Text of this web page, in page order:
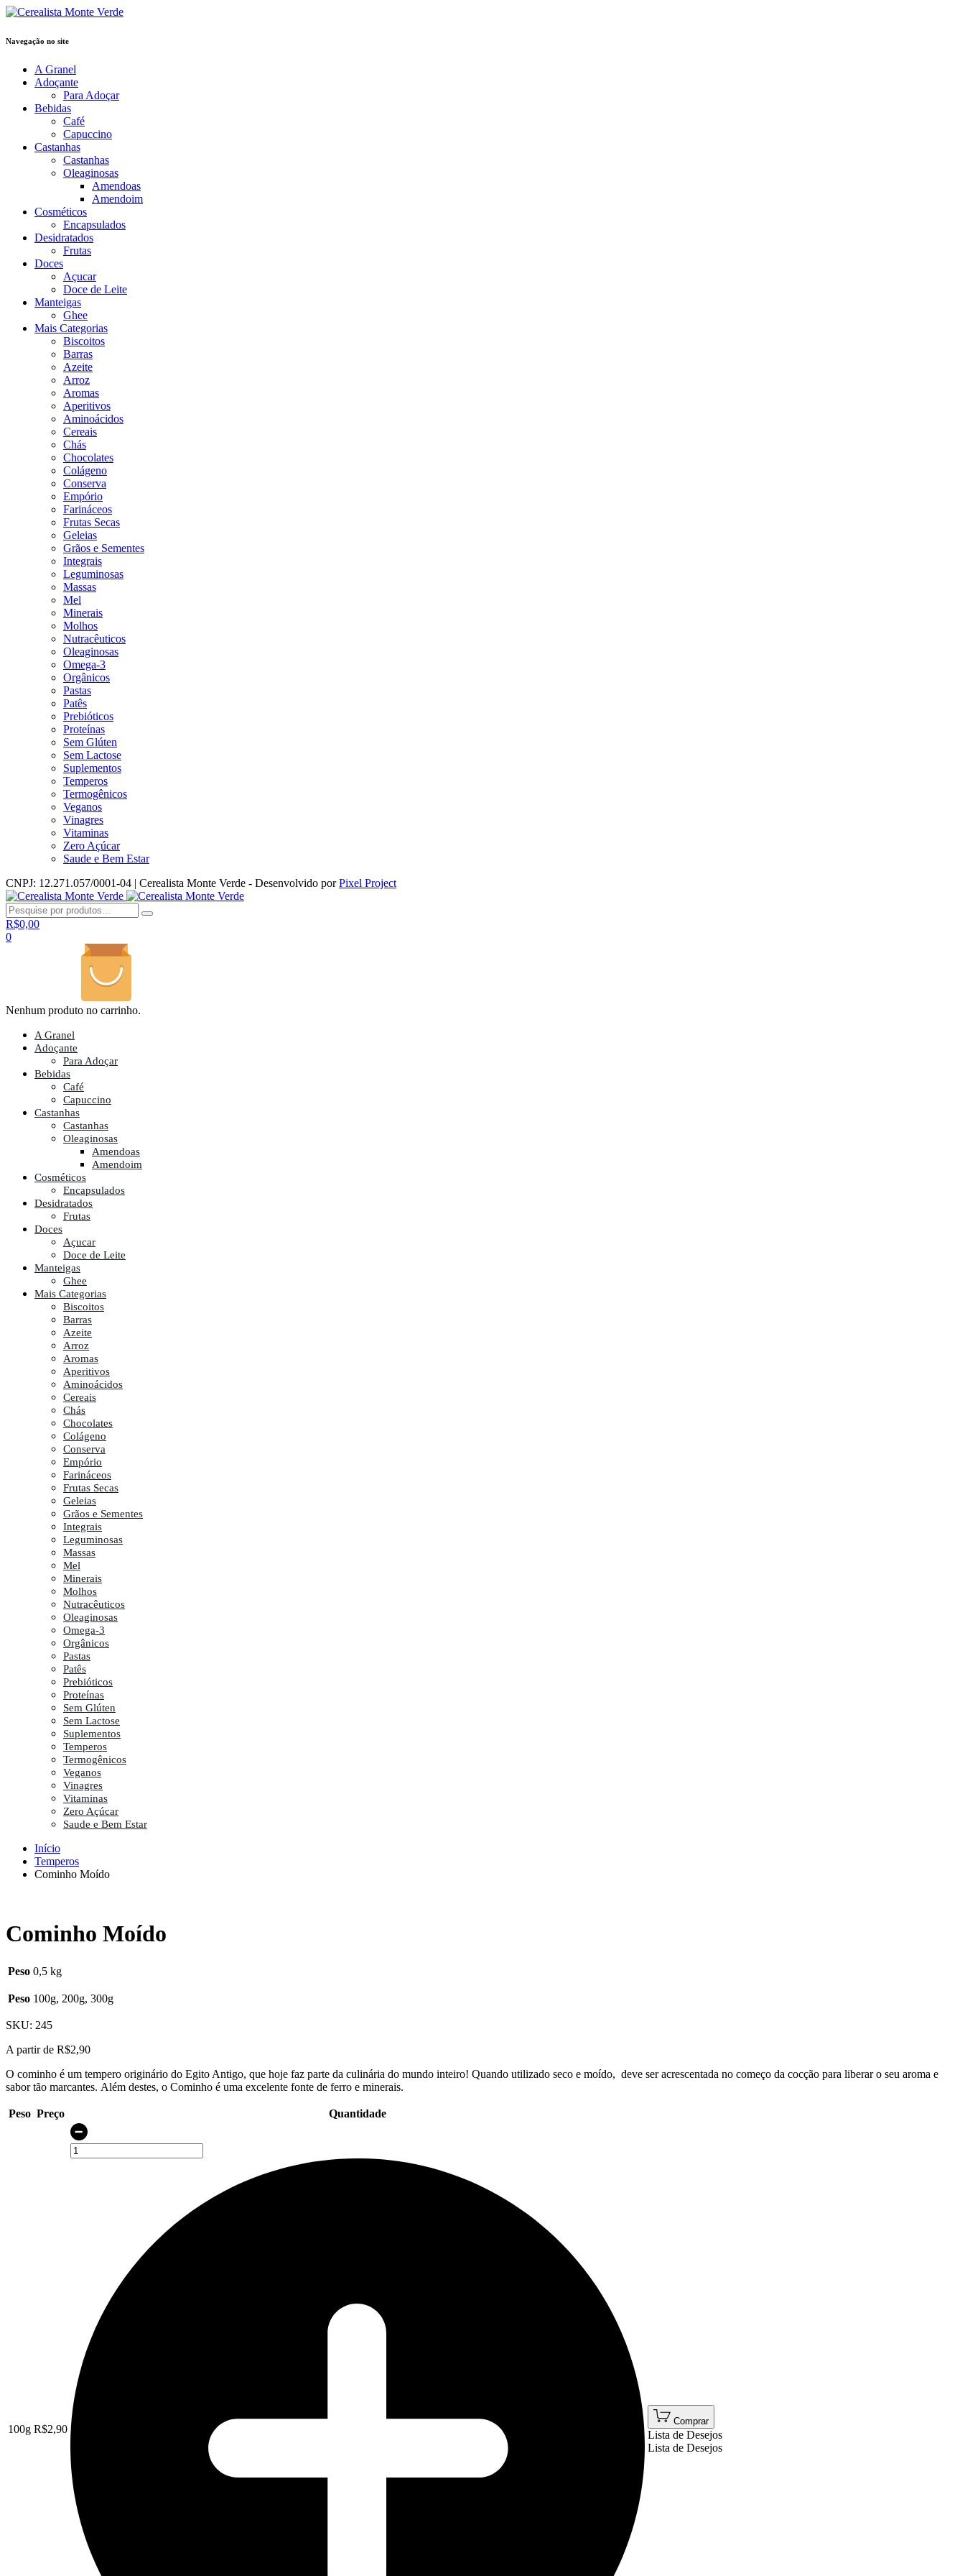
Navegação no site
A Granel
Adoçante
Para Adoçar
Bebidas
Café
Capuccino
Castanhas
Castanhas
Oleaginosas
Amendoas
Amendoim
Cosméticos
Encapsulados
Desidratados
Frutas
Doces
Açucar
Doce de Leite
Manteigas
Ghee
Mais Categorias
Biscoitos
Barras
Azeite
Arroz
Aromas
Aperitivos
Aminoácidos
Cereais
Chás
Chocolates
Colágeno
Conserva
Empório
Farináceos
Frutas Secas
Geleias
Grãos e Sementes
Integrais
Leguminosas
Massas
Mel
Minerais
Molhos
Nutracêuticos
Oleaginosas
Omega-3
Orgânicos
Pastas
Patês
Prebióticos
Proteínas
Sem Glúten
Sem Lactose
Suplementos
Temperos
Termogênicos
Veganos
Vinagres
Vitaminas
Zero Açúcar
Saude e Bem Estar
CNPJ: 12.271.057/0001-04 | Cerealista Monte Verde - Desenvolvido porPixel Project
R$0,00
0
Nenhum produto no carrinho.
A Granel
Adoçante
Para Adoçar
Bebidas
Café
Capuccino
Castanhas
Castanhas
Oleaginosas
Amendoas
Amendoim
Cosméticos
Encapsulados
Desidratados
Frutas
Doces
Açucar
Doce de Leite
Manteigas
Ghee
Mais Categorias
Biscoitos
Barras
Azeite
Arroz
Aromas
Aperitivos
Aminoácidos
Cereais
Chás
Chocolates
Colágeno
Conserva
Empório
Farináceos
Frutas Secas
Geleias
Grãos e Sementes
Integrais
Leguminosas
Massas
Mel
Minerais
Molhos
Nutracêuticos
Oleaginosas
Omega-3
Orgânicos
Pastas
Patês
Prebióticos
Proteínas
Sem Glúten
Sem Lactose
Suplementos
Temperos
Termogênicos
Veganos
Vinagres
Vitaminas
Zero Açúcar
Saude e Bem Estar
Início
Temperos
Cominho Moído
Cominho Moído
Peso 0,5 kg
Peso 100g, 200g, 300g
SKU: 245
A partir de R$2,90
O cominho é um tempero originário do Egito Antigo, que hoje faz parte da culinária do mundo inteiro! Quando utilizado seco e moído, deve ser acrescentada no começo da cocção para liberar o seu aroma e
sabor tão marcantes. Além destes, o Cominho é uma excelente fonte de ferro e minerais.
Peso Preço Quantidade
100g R$2,90
Comprar
Lista de Desejos
Lista de Desejos